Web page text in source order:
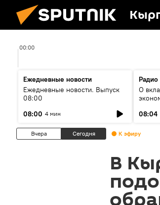
00:00
Ежедневные новости
Ежедневные новости. Выпуск
08:00
08:00 4 мин
О
08:04
Вчера Сегодня К эфиру
В